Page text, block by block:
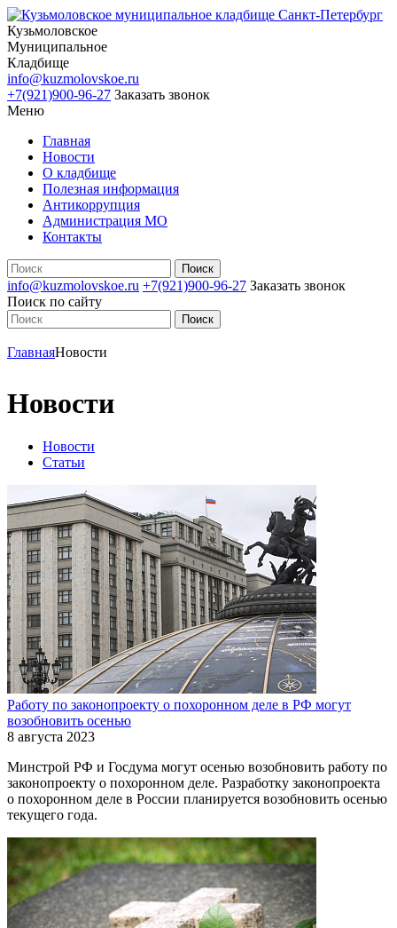
Кузьмоловское
Муниципальное
Кладбище
info@kuzmolovskoe.ru
+7(921)900-96-27 Заказать звонок
Меню
Главная
Новости
О кладбище
Полезная информация
Антикоррупция
Администрация МО
Контакты
info@kuzmolovskoe.ru +7(921)900-96-27 Заказать звонок
Поиск по сайту
ГлавнаяНовости
Новости
Новости
Статьи
Работу по законопроекту о похоронном деле в РФ могут
возобновить осенью
8 августа 2023
Минстрой РФ и Госдума могут осенью возобновить работу по
законопроекту о похоронном деле. Разработку законопроекта
о похоронном деле в России планируется возобновить осенью
текущего года.